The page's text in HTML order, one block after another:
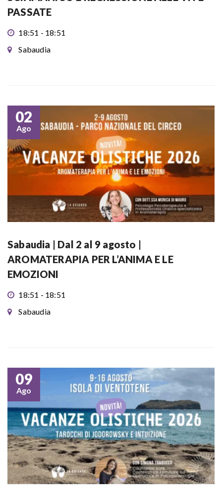
PASSATE
18:51 - 18:51
Sabaudia
02
Ago
Sabaudia | Dal 2 al 9 agosto |
AROMATERAPIA PER L’ANIMA E LE
EMOZIONI
18:51 - 18:51
Sabaudia
09
Ago